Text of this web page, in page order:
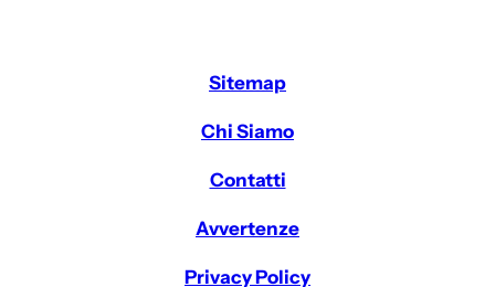
Sitemap
Chi Siamo
Contatti
Avvertenze
Privacy Policy